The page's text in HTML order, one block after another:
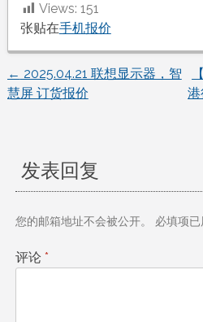
Views: 151
张贴在手机报价
文
导
航
← 2025.04.21 联想显示器，智
慧屏 订货报价
发表回复
您的邮箱地址不会被公开。 必填项已
评论 *